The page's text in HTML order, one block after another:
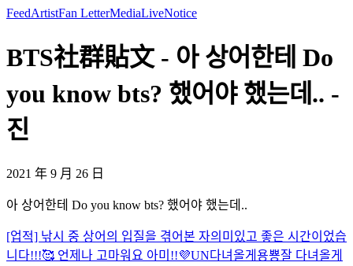
FeedArtistFan LetterMediaLiveNotice
BTS社群貼文 - 아 상어한테 Do
you know bts? 했어야 했는데.. -
진
2021 年 9 月 26 日
아 상어한테 Do you know bts? 했어야 했는데..
[업적] 낚시 중 상어의 입질을 겪어본 자의미있고 좋은 시간이었습
니다!!!🥰 언제나 고마워요 아미!!💜UN다녀올게용뿅잘 다녀올게